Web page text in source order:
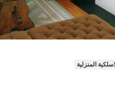
المنزلية